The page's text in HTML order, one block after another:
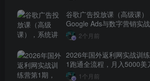
谷歌广告投放课（高级课
Google Ads与数字营销实战
2个月前
2026年国外返利网实战训
1跑通全流程，月入5000美
1个月前